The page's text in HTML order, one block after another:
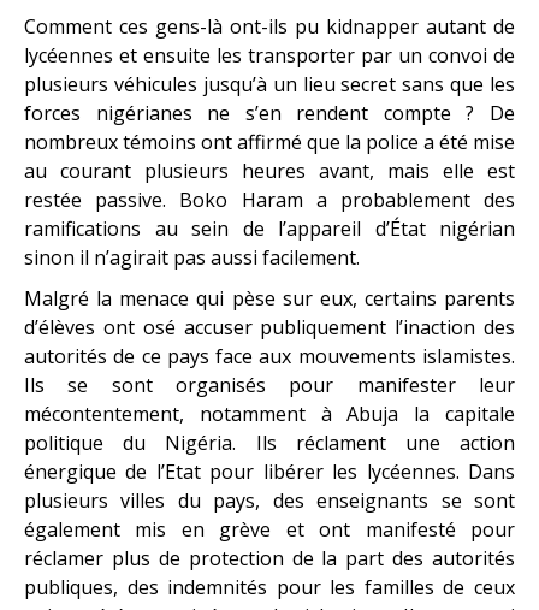
Comment ces gens-là ont-ils pu kidnapper autant de
lycéennes et ensuite les transporter par un convoi de
plusieurs véhicules jusqu’à un lieu secret sans que les
forces nigérianes ne s’en rendent compte ? De
nombreux témoins ont affirmé que la police a été mise
au courant plusieurs heures avant, mais elle est
restée passive. Boko Haram a probablement des
ramifications au sein de l’appareil d’État nigérian
sinon il n’agirait pas aussi facilement.
Malgré la menace qui pèse sur eux, certains parents
d’élèves ont osé accuser publiquement l’inaction des
autorités de ce pays face aux mouvements islamistes.
Ils se sont organisés pour manifester leur
mécontentement, notamment à Abuja la capitale
politique du Nigéria. Ils réclament une action
énergique de l’Etat pour libérer les lycéennes. Dans
plusieurs villes du pays, des enseignants se sont
également mis en grève et ont manifesté pour
réclamer plus de protection de la part des autorités
publiques, des indemnités pour les familles de ceux